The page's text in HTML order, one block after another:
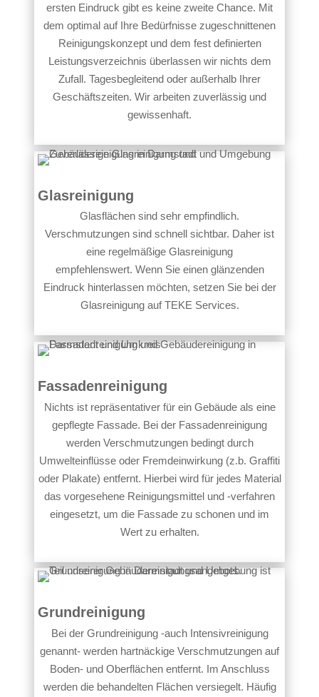
ersten Eindruck gibt es keine zweite Chance. Mit
dem optimal auf Ihre Bedürfnisse zugeschnittenen
Reinigungskonzept und dem fest definierten
Leistungsverzeichnis überlassen wir nichts dem
Zufall. Tagesbegleitend oder außerhalb Ihrer
Geschäftszeiten. Wir arbeiten zuverlässig und
gewissenhaft.
Glasreinigung
Glasflächen sind sehr empfindlich.
Verschmutzungen sind schnell sichtbar. Daher ist
eine regelmäßige Glasreinigung
empfehlenswert. Wenn Sie einen glänzenden
Eindruck hinterlassen möchten, setzen Sie bei der
Glasreinigung auf TEKE Services.
Fassadenreinigung
Nichts ist repräsentativer für ein Gebäude als eine
gepflegte Fassade. Bei der Fassadenreinigung
werden Verschmutzungen bedingt durch
Umwelteinflüsse oder Fremdeinwirkung (z.b. Graffiti
oder Plakate) entfernt. Hierbei wird für jedes Material
das vorgesehene Reinigungsmittel und -verfahren
eingesetzt, um die Fassade zu schonen und im
Wert zu erhalten.
Grundreinigung
Bei der Grundreinigung -auch Intensivreinigung
genannt- werden hartnäckige Verschmutzungen auf
Boden- und Oberflächen entfernt. Im Anschluss
werden die behandelten Flächen versiegelt. Häufig